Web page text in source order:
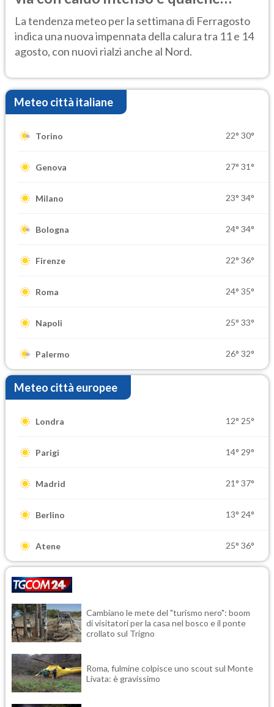
temporale
La tendenza meteo per la settimana di Ferragosto
indica una nuova impennata della calura tra 11 e 14
agosto, con nuovi rialzi anche al Nord.
Meteo città italiane
Torino 22° 30°
Genova 27° 31°
Milano 23° 34°
Bologna 24° 34°
Firenze 22° 36°
Roma 24° 35°
Napoli 25° 33°
Palermo 26° 32°
Meteo città europee
Londra 12° 25°
Parigi 14° 29°
Madrid 21° 37°
Berlino 13° 24°
Atene 25° 36°
Cambiano le mete del "turismo nero": boom
di visitatori per la casa nel bosco e il ponte
crollato sul Trigno
Roma, fulmine colpisce uno scout sul Monte
Livata: è gravissimo